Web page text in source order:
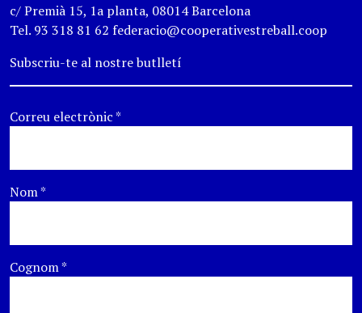
c/ Premià 15, 1a planta, 08014 Barcelona
Tel. 93 318 81 62 federacio@cooperativestreball.coop
Subscriu-te al nostre butlletí
Correu electrònic*
Nom*
Cognom*